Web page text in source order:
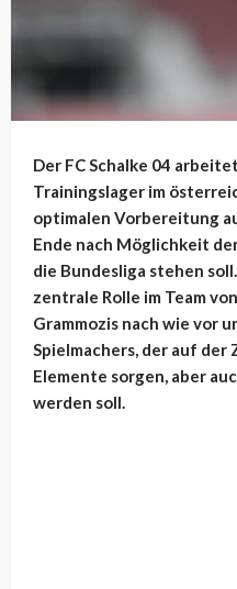
Der FC Schalke 04
Trainingslager im
optimalen Vorbereitung
Ende nach Möglichkeit
die Bundesliga stehen
zentrale Rolle im Team
Grammozis nach wie vor
Spielmachers, der auf
Elemente sorgen, aber
werden soll.